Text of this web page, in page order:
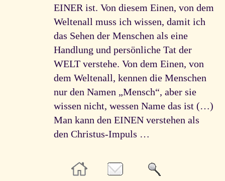
EINER ist. Von diesem Einen, von dem
Weltenall muss ich wissen, damit ich
das Sehen der Menschen als eine
Handlung und persönliche Tat der
WELT verstehe. Von dem Einen, von
dem Weltenall, kennen die Menschen
nur den Namen „Mensch“, aber sie
wissen nicht, wessen Name das ist (…)
Man kann den EINEN verstehen als
den Christus-Impuls …